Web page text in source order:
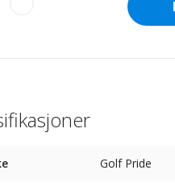
Golf Pride